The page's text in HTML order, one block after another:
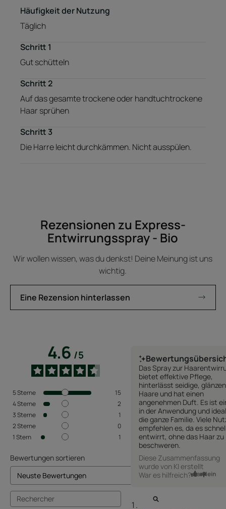
Häufigkeit der Nutzung
Täglich
Schritt 1
Gut schütteln
Schritt 2
Auf das gesamte trockene oder handtuchtrockene
Haar sprühen
Schritt 3
Die Harre leicht durchkämmen. Nicht ausspülen.
Rezensionen zu Express-
Entwirrungsspray - Bio
Wir wollen wissen, was du denkst! Deine Meinung ist uns
wichtig.
Eine Rezension hinterlassen
4.6/5
5Sterne
15
4Sterne
2
3Sterne
1
2Sterne
0
1Stern 1
Bewertungen sortieren
Das Spray zur
bietet effektive Pflege,
hinterlässt seidige,
Haare und hat einen
angenehmen Duft. Es ist
in der Anwendung und
die ganze Familie. Viele
empfehlen es, da es
entwirrt, ohne das Haar zu
beschweren.
Diese Zusammenfassung
wurde von KI erstellt
War es hilfreich? Ja Nein